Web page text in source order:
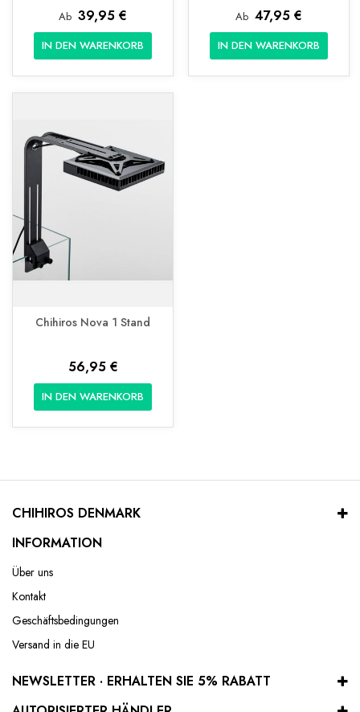
Ab 39,95 €
IN DEN WARENKORB
Ab 47,95 €
IN DEN WARENKORB
Chihiros Nova 1 Stand
56,95 €
IN DEN WARENKORB
CHIHIROS DENMARK
INFORMATION
Über uns
Kontakt
Geschäftsbedingungen
Versand in die EU
NEWSLETTER · ERHALTEN SIE 5% RABATT